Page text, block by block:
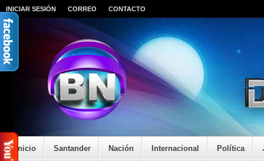
INICIAR SESIÓN CORREO CONTACTO
Inicio Santander Nación Internacional Política